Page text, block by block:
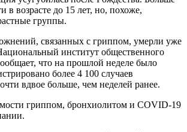
в возрасте до 15 лет, но, похоже,
группы.
связанных с гриппом, умерли уже
институт общественного
что на прошлой неделе было
более 4 100 случаев
вдвое больше, чем неделей ранее.
гриппом, бронхиолитом и COVID-19